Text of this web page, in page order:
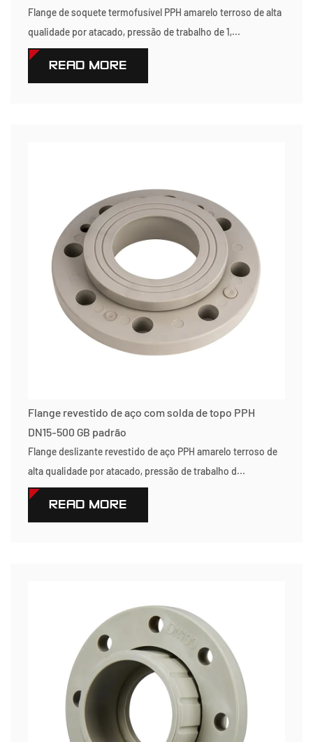
Flange de soquete termofusível PPH amarelo terroso de alta
qualidade por atacado, pressão de trabalho de 1,...
READ MORE
Flange revestido de aço com solda de topo PPH
DN15-500 GB padrão
Flange deslizante revestido de aço PPH amarelo terroso de
alta qualidade por atacado, pressão de trabalho d...
READ MORE